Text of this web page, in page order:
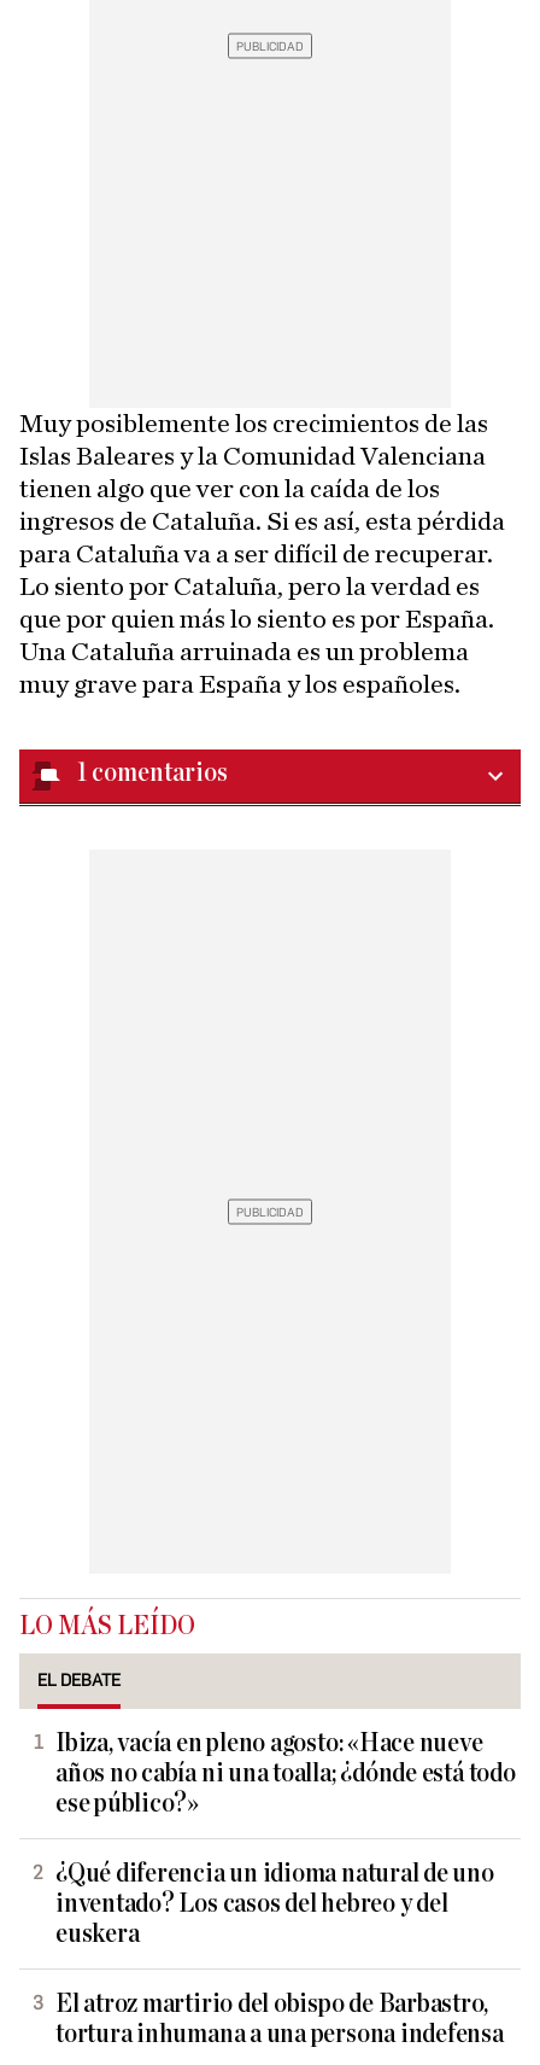
Muy posiblemente los crecimientos de las
Islas Baleares y la Comunidad Valenciana
tienen algo que ver con la caída de los
ingresos de Cataluña. Si es así, esta pérdida
para Cataluña va a ser difícil de recuperar.
Lo siento por Cataluña, pero la verdad es
que por quien más lo siento es por España.
Una Cataluña arruinada es un problema
muy grave para España y los españoles.
1 comentarios
LO MÁS LEÍDO
EL DEBATE
Ibiza, vacía en pleno agosto: «Hace nueve
años no cabía ni una toalla; ¿dónde está todo
ese público?»
¿Qué diferencia un idioma natural de uno
inventado? Los casos del hebreo y del
euskera
El atroz martirio del obispo de Barbastro,
tortura inhumana a una persona indefensa